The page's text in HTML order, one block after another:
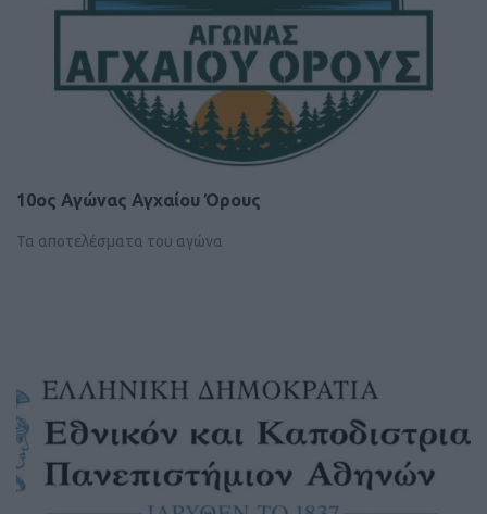
10ος Αγώνας Αγχαίου Όρους
Τα αποτελέσματα του αγώνα